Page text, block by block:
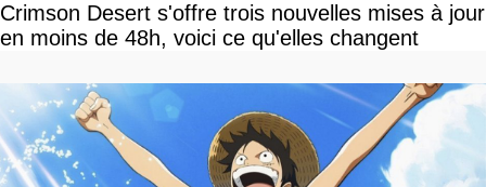
Crimson Desert s'offre trois nouvelles mises à jour
en moins de 48h, voici ce qu'elles changent